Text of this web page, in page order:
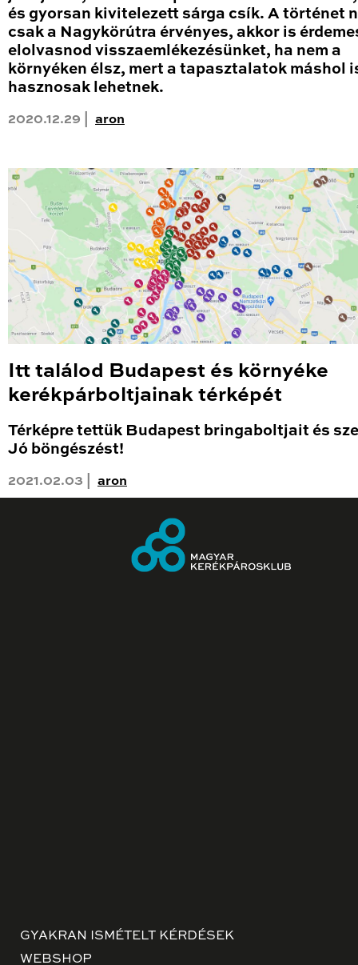
és gyorsan kivitelezett sárga csík. A történet
csak a Nagykörútra érvényes, akkor is
elolvasnod visszaemlékezésünket, ha nem a
környéken élsz, mert a tapasztalatok máshol
hasznosak lehetnek.
2020.12.29 | aron
Itt találod Budapest és környéke
kerékpárboltjainak térképét
Térképre tettük Budapest bringaboltjait és
Jó böngészést!
2021.02.03 | aron
GYAKRAN ISMÉTELT KÉRDÉSEK
WEBSHOP